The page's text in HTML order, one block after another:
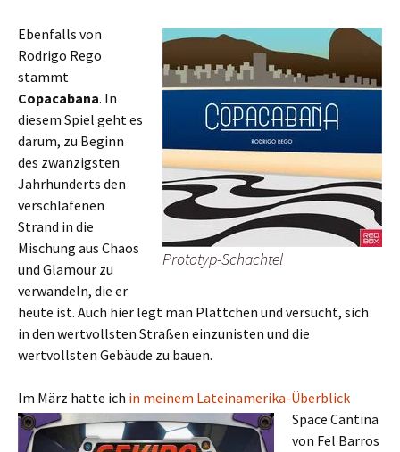
Prototyp-Schachtel
Ebenfalls von
Rodrigo Rego
stammt
Copacabana. In
diesem Spiel geht es
darum, zu Beginn
des zwanzigsten
Jahrhunderts den
verschlafenen
Strand in die
Mischung aus Chaos
und Glamour zu
verwandeln, die er
heute ist. Auch hier legt man Plättchen und versucht, sich
in den wertvollsten Straßen einzunisten und die
wertvollsten Gebäude zu bauen.
Im März hatte ich in meinem Lateinamerika-Überblick
Space Cantina
von Fel Barros